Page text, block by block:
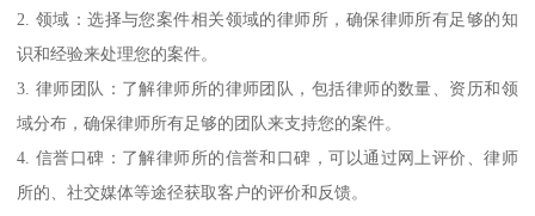
2. 领域：选择与您案件相关领域的律师所，确保律师所有足够的知
识和经验来处理您的案件。
3. 律师团队：了解律师所的律师团队，包括律师的数量、资历和领
域分布，确保律师所有足够的团队来支持您的案件。
4. 信誉口碑：了解律师所的信誉和口碑，可以通过网上评价、律师
所的、社交媒体等途径获取客户的评价和反馈。